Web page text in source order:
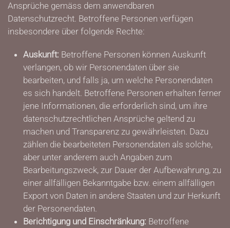
Ansprüche gemäss dem anwendbaren
Datenschutzrecht. Betroffene Personen verfügen
insbesondere über folgende Rechte:
Auskunft: Betroffene Personen können Auskunft
verlangen, ob wir Personendaten über sie
bearbeiten, und falls ja, um welche Personendaten
es sich handelt. Betroffene Personen erhalten ferner
jene Informationen, die erforderlich sind, um ihre
datenschutzrechtlichen Ansprüche geltend zu
machen und Transparenz zu gewährleisten. Dazu
zählen die bearbeiteten Personendaten als solche,
aber unter anderem auch Angaben zum
Bearbeitungszweck, zur Dauer der Aufbewahrung, zu
einer allfälligen Bekanntgabe bzw. einem allfälligen
Export von Daten in andere Staaten und zur Herkunft
der Personendaten.
Berichtigung und Einschränkung: Betroffene